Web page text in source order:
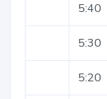
5:40
5:30
5:20